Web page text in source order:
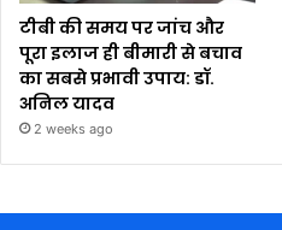
टीबी की समय पर जांच और
पूरा इलाज ही बीमारी से बचाव
का सबसे प्रभावी उपाय: डॉ.
अनिल यादव
2 weeks ago